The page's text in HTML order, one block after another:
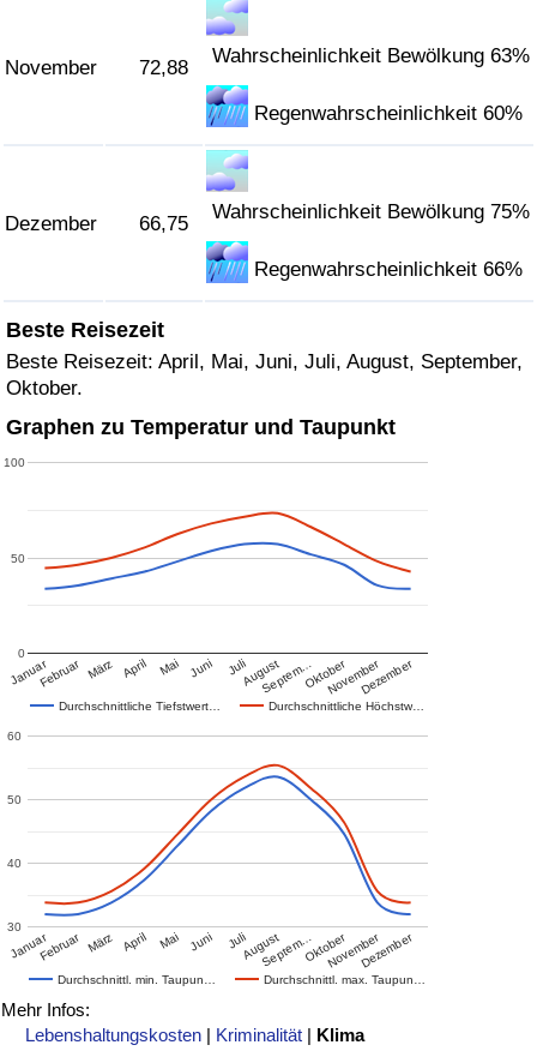
November 72,88
Wahrscheinlichkeit Bewölkung 63%
Regenwahrscheinlichkeit 60%
Dezember 66,75
Wahrscheinlichkeit Bewölkung 75%
Regenwahrscheinlichkeit 66%
Beste Reisezeit
Beste Reisezeit: April, Mai, Juni, Juli, August, September,
Oktober.
Graphen zu Temperatur und Taupunkt
Durchschnittliche Tiefstwert… Durchschnittliche Höchstw…
JanuarFebruar März April Mai Juni JuliAugustSeptem…OktoberNovemberDezember
0
50
100
Durchschnittl. min. Taupun… Durchschnittl. max. Taupun…
JanuarFebruar März April Mai Juni JuliAugustSeptem…OktoberNovemberDezember
30
40
50
60
Mehr Infos:
Lebenshaltungskosten | Kriminalität | Klima